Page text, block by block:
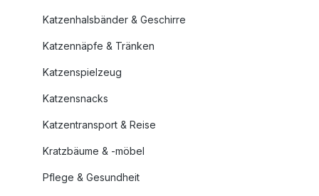
Katzenhalsbänder & Geschirre
Katzennäpfe & Tränken
Katzenspielzeug
Katzensnacks
Katzentransport & Reise
Kratzbäume & -möbel
Pflege & Gesundheit